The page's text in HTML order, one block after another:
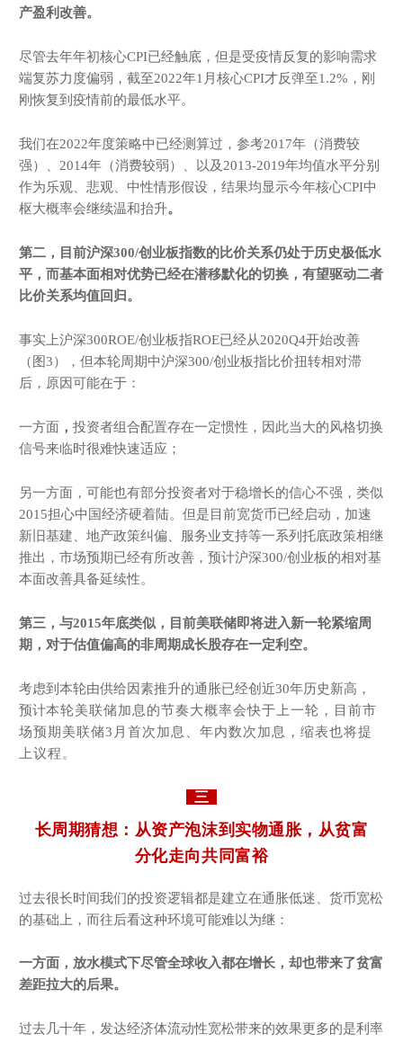
产盈利改善。
尽管去年年初核心CPI已经触底，但是受疫情反复的影响需求
端复苏力度偏弱，截至2022年1月核心CPI才反弹至1.2%，刚
刚恢复到疫情前的最低水平。
我们在2022年度策略中已经测算过，参考2017年（消费较
强）、2014年（消费较弱）、以及2013-2019年均值水平分别
作为乐观、悲观、中性情形假设，结果均显示今年核心CPI中
枢大概率会继续温和抬升。
第二，目前沪深300/创业板指数的比价关系仍处于历史极低水
平，而基本面相对优势已经在潜移默化的切换，有望驱动二者
比价关系均值回归。
事实上沪深300ROE/创业板指ROE已经从2020Q4开始改善
（图3），但本轮周期中沪深300/创业板指比价扭转相对滞
后，原因可能在于：
一方面 ，投资者组合配置存在一定惯性，因此当大的风格切换
信号来临时很难快速适应；
另一方面，可能也有部分投资者对于稳增长的信心不强，类似
2015担心中国经济硬着陆。但是目前宽货币已经启动，加速
新旧基建、地产政策纠偏、服务业支持等一系列托底政策相继
推出，市场预期已经有所改善，预计沪深300/创业板的相对基
本面改善具备延续性。
第三，与2015年底类似 ， 目前美联储即将进入新一轮紧缩周
期 ，对于估值偏高的非周期成长股存在一定利空。
考虑到本轮由供给因素推升的通胀已经创近30年历史新高，
预计本轮美联储加息的节奏大概率会快于上一轮，目前市
场预期美联储3月首次加息、年内数次加息，缩表也将提
上议程。
三
长周期猜想：从资产泡沫到实物通胀，从贫富
分化走向共同富裕
过去很长时间我们的投资逻辑都是建立在通胀低迷、货币宽松
的基础上，而往后看这种环境可能难以为继：
一方面，放水模式下尽管全球收入都在增长，却也带来了贫富
差距拉大的后果。
过去几十年，发达经济体流动性宽松带来的效果更多的是利率